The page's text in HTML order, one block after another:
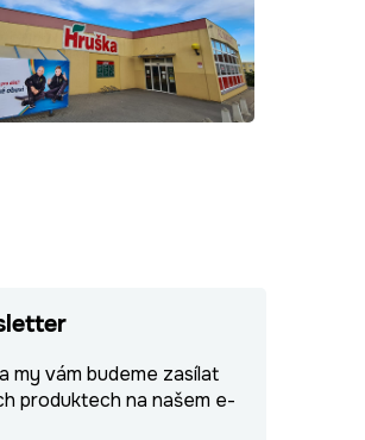
my vám budeme zasílat
produktech na našem e-